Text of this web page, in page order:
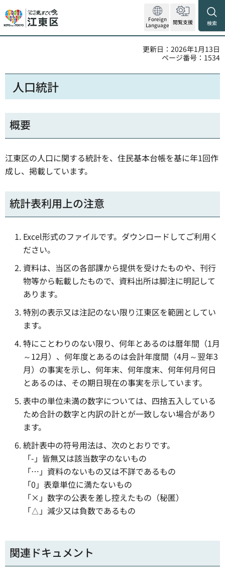
Foreign
Language 閲覧支援 検索
更新日：2026年1月13日
ページ番号：1534
人口統計
概要
江東区の人口に関する統計を、住民基本台帳を基に年1回作
成し、掲載しています。
統計表利用上の注意
Excel形式のファイルです。ダウンロードしてご利用く
ださい。
資料は、当区の各部課から提供を受けたものや、刊行
物等から転載したもので、資料出所は脚注に明記して
あります。
特別の表示又は注記のない限り江東区を範囲としてい
ます。
特にことわりのない限り、何年とあるのは暦年間（1月
～12月）、何年度とあるのは会計年度間（4月～翌年3
月）の事実を示し、何年末、何年度末、何年何月何日
とあるのは、その期日現在の事実を示しています。
表中の単位未満の数字については、四捨五入している
ため合計の数字と内訳の計とが一致しない場合があり
ます。
統計表中の符号用法は、次のとおりです。
「-」皆無又は該当数字のないもの
「…」資料のないもの又は不詳であるもの
「0」表章単位に満たないもの
「×」数字の公表を差し控えたもの（秘匿）
「△」減少又は負数であるもの
関連ドキュメント